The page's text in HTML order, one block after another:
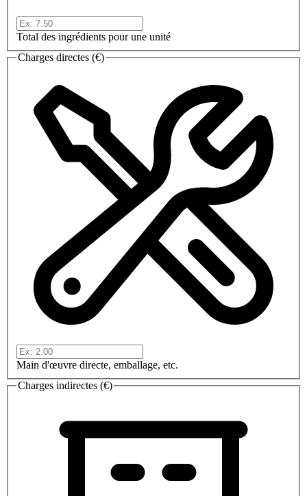
Total des ingrédients pour une unité
Charges directes (€)
Main d'œuvre directe, emballage, etc.
Charges indirectes (€)